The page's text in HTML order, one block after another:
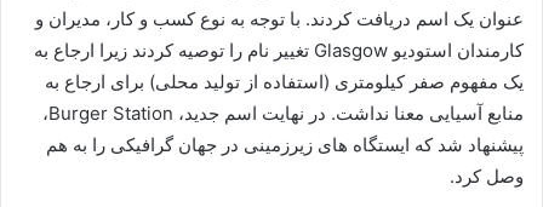
عنوان یک اسم دریافت کردند. با توجه به نوع کسب و کار، مدیران و
کارمندان استودیو Glasgow تغییر نام را توصیه کردند زیرا ارجاع به
یک مفهوم صفر کیلومتری (استفاده از تولید محلی) برای ارجاع به
منابع آسیایی معنا نداشت. در نهایت اسم جدید، Burger Station،
پیشنهاد شد که ایستگاه های زیرزمینی در جهان گرافیکی را به هم
وصل کرد.